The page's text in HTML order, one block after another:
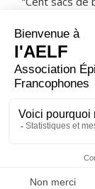
“Voici ton reçu,
Le maître fit
car il avait agi
en effet, les
eux
que les fils de
–